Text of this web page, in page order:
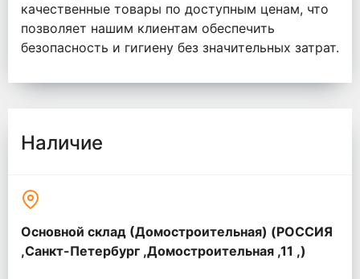
качественные товары по доступным ценам, что
позволяет нашим клиентам обеспечить
безопасность и гигиену без значительных затрат.
Наличие
Основной склад (Домостроительная) (РОССИЯ
,Санкт-Петербург ,Домостроительная ,11 ,)